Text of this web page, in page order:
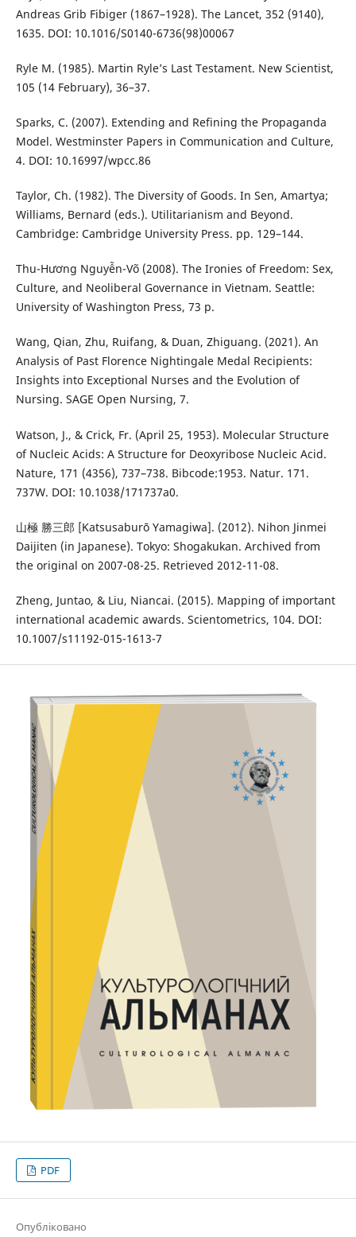
Andreas Grib Fibiger (1867–1928). The Lancet, 352 (9140),
1635. DOI: 10.1016/S0140-6736(98)00067
Ryle M. (1985). Martin Ryle’s Last Testament. New Scientist,
105 (14 February), 36–37.
Sparks, C. (2007). Extending and Refining the Propaganda
Model. Westminster Papers in Communication and Culture,
4. DOI: 10.16997/wpcc.86
Taylor, Ch. (1982). The Diversity of Goods. In Sen, Amartya;
Williams, Bernard (eds.). Utilitarianism and Beyond.
Cambridge: Cambridge University Press. pp. 129–144.
Thu-Hương Nguyễn-Võ (2008). The Ironies of Freedom: Sex,
Culture, and Neoliberal Governance in Vietnam. Seattle:
University of Washington Press, 73 p.
Wang, Qian, Zhu, Ruifang, & Duan, Zhiguang. (2021). An
Analysis of Past Florence Nightingale Medal Recipients:
Insights into Exceptional Nurses and the Evolution of
Nursing. SAGE Open Nursing, 7.
Watson, J., & Crick, Fr. (April 25, 1953). Molecular Structure
of Nucleic Acids: A Structure for Deoxyribose Nucleic Acid.
Nature, 171 (4356), 737–738. Bibcode:1953. Natur. 171.
737W. DOI: 10.1038/171737a0.
山極 勝三郎 [Katsusaburō Yamagiwa]. (2012). Nihon Jinmei
Daijiten (in Japanese). Tokyo: Shogakukan. Archived from
the original on 2007-08-25. Retrieved 2012-11-08.
Zheng, Juntao, & Liu, Niancai. (2015). Mapping of important
international academic awards. Scientometrics, 104. DOI:
10.1007/s11192-015-1613-7
PDF
Опубліковано